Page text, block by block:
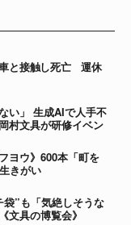
車と接触し死亡 運休
い」 生成AIで人手不
村文具が研修イベン
ヨウ》600本「町を
きがい
”も「気絶しそうな
文具の博覧会》